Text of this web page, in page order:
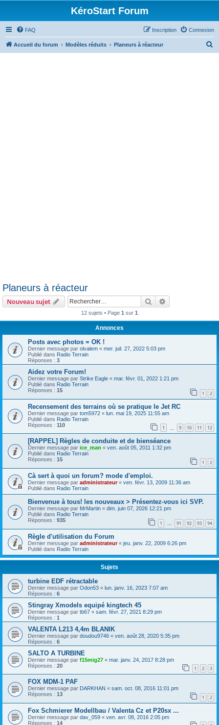
KéroStart Forum
FAQ Connexion
Inscription
Accueil du forum Modèles réduits Planeurs à réacteur
Planeurs à réacteur
Nouveau sujet Rechercher
12 sujets • Page 1 sur 1
Annonces
Posts avec photos = OK !
Dernier message par olvalem « mer. juil. 27, 2022 5:03 pm
Publié dans Radio Terrain
Réponses : 3
Aidez votre Forum!
Dernier message par Strike Eagle « mar. févr. 01, 2022 1:21 pm
Publié dans Radio Terrain
Réponses : 15 1 2
Recensement des terrains où se pratique le Jet RC
Dernier message par tom5972 « lun. mai 19, 2025 11:55 am
Publié dans Radio Terrain
Réponses : 110 1 9 10 11 12
[RAPPEL] Règles de conduite et de bienséance
Dernier message par ice_man « ven. août 05, 2011 1:32 pm
Publié dans Radio Terrain
Réponses : 15 1 2
Cà sert à quoi un forum? mode d'emploi.
Dernier message par administrateur« ven. févr. 13, 2009 11:36 am
Publié dans Radio Terrain
Bienvenue à tous! les nouveaux > Présentez-vous ici SVP.
Dernier message par MrMartin « dim. juin 07, 2026 12:21 pm
Publié dans Radio Terrain
Réponses : 935 1 … 91 92 93 94
Règle d'utilisation du Forum
Dernier message par administrateur« jeu. janv. 22, 2009 6:26 pm
Publié dans Radio Terrain
Sujets
turbine EDF rétractable
Dernier message par Odon53 « lun. janv. 16, 2023 7:07 am
Réponses : 6
Stingray Xmodels equipé kingtech 45
Dernier message par tb67 « sam. févr. 27, 2021 8:29 pm
Réponses : 1
VALENTA L213 4,4m BLANIK
Dernier message par doudou9746 « ven. août 28, 2020 5:35 pm
Réponses : 6
SALTO A TURBINE
Dernier message par f15mig27 « mar. janv. 24, 2017 8:28 pm
Réponses : 20 1 2 3
FOX MDM-1 PAF
Dernier message par DARKHAN « sam. oct. 08, 2016 11:01 pm
Réponses : 13 1 2
Fox Schmierer Modellbau / Valenta Cz et P20sx ...
Dernier message par dav_059 « ven. avr. 08, 2016 2:05 pm
Réponses : 14